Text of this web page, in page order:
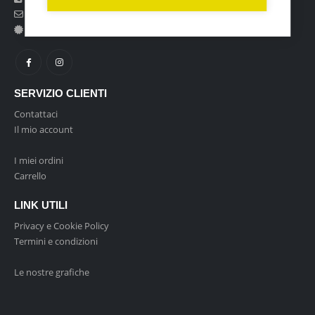
Mail:[email protected]
SERVIZIO CLIENTI
Contattaci
Il mio account
I miei ordini
Carrello
LINK UTILI
Privacy e Cookie Policy
Termini e condizioni
Le nostre grafiche